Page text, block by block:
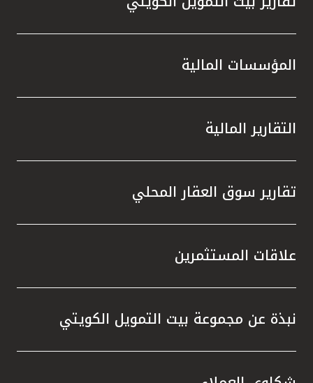
المؤسسات المالية
التقارير المالية
تقارير سوق العقار المحلي
علاقات المستثمرين
نبذة عن مجموعة بيت التمويل الكويتي